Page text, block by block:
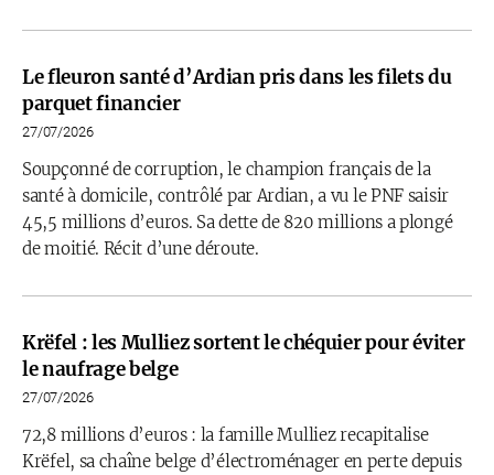
Le fleuron santé d’Ardian pris dans les filets du
parquet financier
27/07/2026
Soupçonné de corruption, le champion français de la
santé à domicile, contrôlé par Ardian, a vu le PNF saisir
45,5 millions d’euros. Sa dette de 820 millions a plongé
de moitié. Récit d’une déroute.
Krëfel : les Mulliez sortent le chéquier pour éviter
le naufrage belge
27/07/2026
72,8 millions d’euros : la famille Mulliez recapitalise
Krëfel, sa chaîne belge d’électroménager en perte depuis